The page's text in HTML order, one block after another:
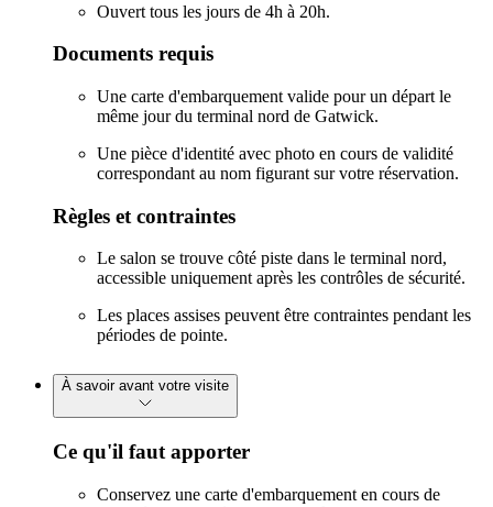
Ouvert tous les jours de 4h à 20h.
Documents requis
Une carte d'embarquement valide pour un départ le
même jour du terminal nord de Gatwick.
Une pièce d'identité avec photo en cours de validité
correspondant au nom figurant sur votre réservation.
Règles et contraintes
Le salon se trouve côté piste dans le terminal nord,
accessible uniquement après les contrôles de sécurité.
Les places assises peuvent être contraintes pendant les
périodes de pointe.
À savoir avant votre visite
Ce qu'il faut apporter
Conservez une carte d'embarquement en cours de